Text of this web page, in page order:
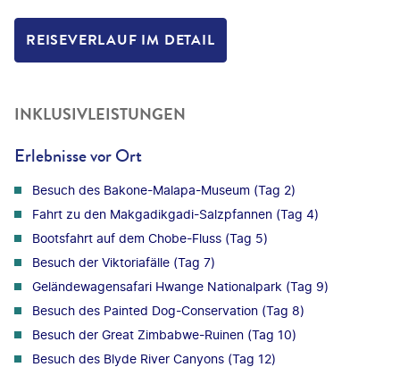
REISEVERLAUF IM DETAIL
INKLUSIVLEISTUNGEN
Erlebnisse vor Ort
Besuch des Bakone-Malapa-Museum (Tag 2)
Fahrt zu den Makgadikgadi-Salzpfannen (Tag 4)
Bootsfahrt auf dem Chobe-Fluss (Tag 5)
Besuch der Viktoriafälle (Tag 7)
Geländewagensafari Hwange Nationalpark (Tag 9)
Besuch des Painted Dog-Conservation (Tag 8)
Besuch der Great Zimbabwe-Ruinen (Tag 10)
Besuch des Blyde River Canyons (Tag 12)